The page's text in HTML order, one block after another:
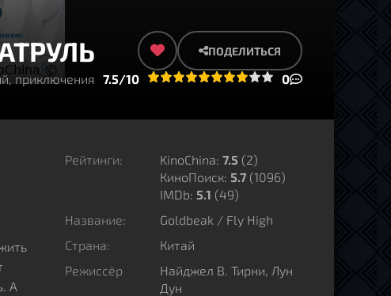
ПОДЕЛИТЬСЯ
приключения 7.5/10
1 2 3 4 5 6 7 8 9 10 0
А
Рейтинги: KinoChina: 7.5 (2)
КиноПоиск: 5.7 (1096)
IMDb: 5.1 (49)
Название:
Goldbeak / Fly High
Страна:
Китай
Режиссёр
Найджел В. Тирни, Лун
Дун